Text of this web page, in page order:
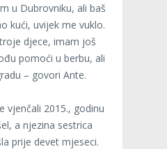
u Dubrovniku, ali baš
kući, uvijek me vuklo.
djece, imam još
pomoći u berbu, ali
– govori Ante.
vjenčali 2015., godinu
a njezina sestrica
prije devet mjeseci.